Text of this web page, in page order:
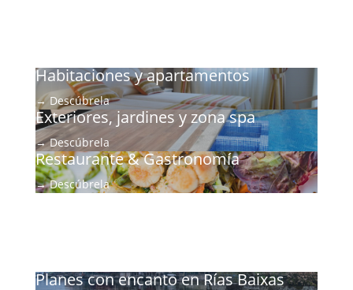
Habitaciones y apartamentos
→ Descúbrela
Exteriores, jardines y zona spa
→ Descúbrela
Restaurante & Gastronomía
→ Descúbrela
Planes con encanto en Rías Baixas